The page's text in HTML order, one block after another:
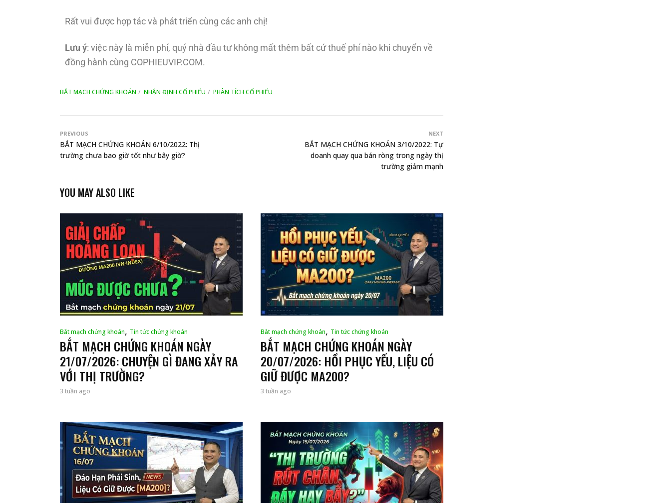
Rất vui được hợp tác và phát triển cùng các anh chị!
Lưu ý: việc này là miễn phí, quý nhà đầu tư không mất thêm bất cứ thuế phí nào khi chuyển về
đồng hành cùng COPHIEUVIP.COM.
BẮT MẠCH CHỨNG KHOÁN NHẬN ĐỊNH CỔ PHIẾU PHÂN TÍCH CỔ PHIẾU
PREVIOUS
BẮT MẠCH CHỨNG KHOÁN 6/10/2022: Thị
trường chưa bao giờ tốt như bây giờ?
NEXT
BẮT MẠCH CHỨNG KHOÁN 3/10/2022: Tự
doanh quay qua bán ròng trong ngày thị
trường giảm mạnh
YOU MAY ALSO LIKE
Bắt mạch chứng khoán, Tin tức chứng khoán
BẮT MẠCH CHỨNG KHOÁN NGÀY
21/07/2026: CHUYỆN GÌ ĐANG XẢY RA
VỚI THỊ TRƯỜNG?
3 tuần ago
Bắt mạch chứng khoán, Tin tức chứng khoán
BẮT MẠCH CHỨNG KHOÁN NGÀY
20/07/2026: HỒI PHỤC YẾU, LIỆU CÓ
GIỮ ĐƯỢC MA200?
3 tuần ago